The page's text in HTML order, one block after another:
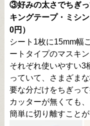
③好みの太さでちぎ
キングテープ・ミシ
0円）
シート1枚に15mm幅
ートタイプのマスキン
それぞれ使いやすい3
っていて、さまざま
要な分だけをちぎっ
カッターが無くても
簡単に切り離すことが